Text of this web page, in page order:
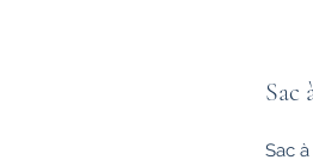
Sac
Sac